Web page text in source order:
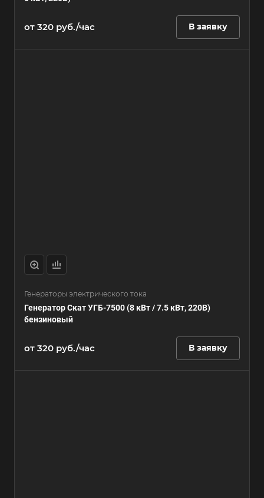
от 320 руб./час В заявку
Генераторы электрического тока
Генератор Скат УГБ-7500 (8 кВт / 7.5 кВт, 220В)
бензиновый
от 320 руб./час В заявку